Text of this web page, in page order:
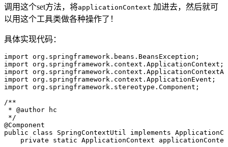
调用这个set方法，将applicationContext 加进去，然后就可
以用这个工具类做各种操作了！
具体实现代码：
import org . springframework . beans . BeansException ;
import org . springframework . context . ApplicationContext ;
import org . springframework . context .
import org . springframework . context . ApplicationEvent ;
import org . springframework . stereotype . Component ;
/**
* @author hc
*/
@Component
public class SpringContextUtil implements
    private
static ApplicationContext